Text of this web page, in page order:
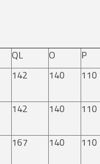
QL O P
142 140 110
142 140 110
167 140 110